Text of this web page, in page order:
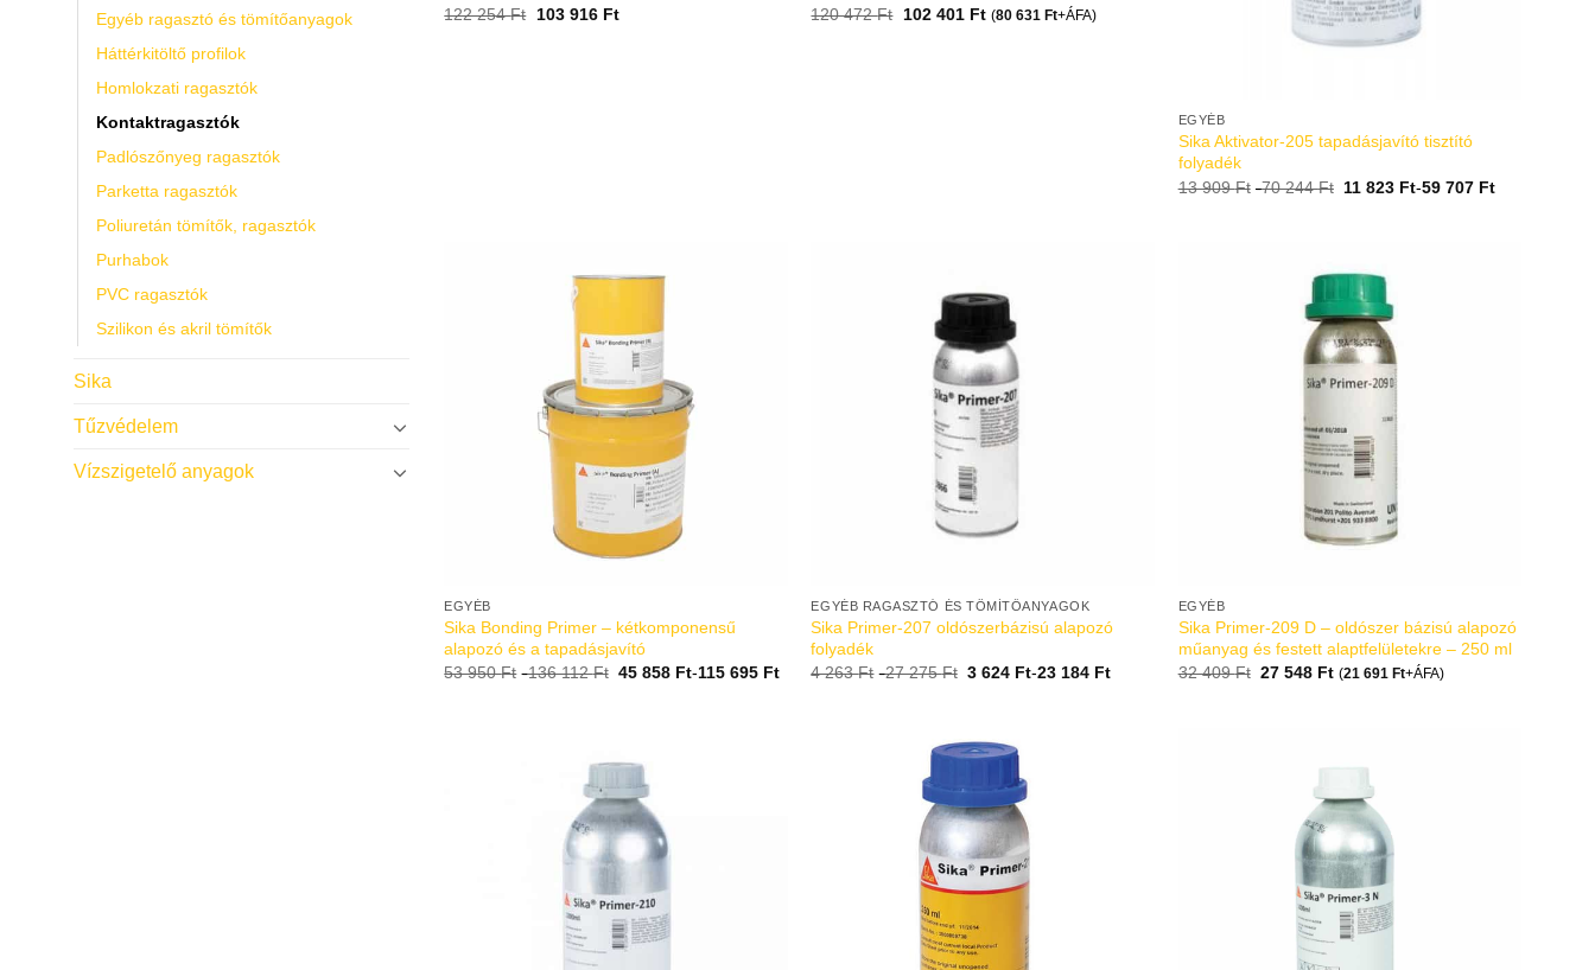
Egyéb ragasztó és tömítőanyagok
Háttérkitöltő profilok
Homlokzati ragasztók
Kontaktragasztók
Padlószőnyeg ragasztók
Parketta ragasztók
Poliuretán tömítők, ragasztók
Purhabok
PVC ragasztók
Szilikon és akril tömítők
Sika
Tűzvédelem
Vízszigetelő anyagok
122 254Ft 103 916 Ft
120 472Ft 102 401 Ft (80 631 Ft+ÁFA)
EGYÉB
Sika Aktivator-205 tapadásjavító tisztító
folyadék
13 909Ft -70 244Ft 11 823 Ft-59 707 Ft
EGYÉB
Sika Bonding Primer – kétkomponensű
alapozó és a tapadásjavító
53 950Ft -136 112Ft 45 858 Ft-115 695 Ft
EGYÉB RAGASZTÓ ÉS TÖMÍTŐANYAGOK
Sika Primer-207 oldószerbázisú alapozó
folyadék
4 263Ft -27 275Ft 3 624 Ft-23 184 Ft
EGYÉB
Sika Primer-209 D – oldószer bázisú alapozó
műanyag és festett alaptfelületekre – 250 ml
32 409Ft 27 548 Ft (21 691 Ft+ÁFA)